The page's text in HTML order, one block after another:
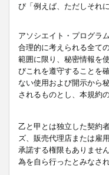
び「例えば、ただしそれ
アソシエイト・プログラ
合理的に考えられる全て
範囲に限り、秘密情報を
びこれを遵守することを
ない使用および開示から
されるものとし、本規約
乙と甲とは独立した契約
ズ、販売代理店または雇
承諾する権限もありませ
為を自ら行ったとみなされ